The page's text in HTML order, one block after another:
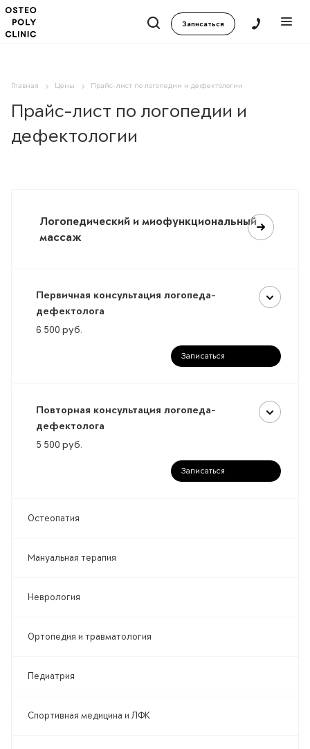
Записаться
Главная Цены Прайс-лист по логопедии и дефектологии
Прайс-лист по логопедии и
дефектологии
Логопедический и миофункциональный
массаж
Первичная консультация логопеда-
дефектолога
6 500 руб.
Записаться
Повторная консультация логопеда-
дефектолога
5 500 руб.
Записаться
Остеопатия
Мануальная терапия
Неврология
Ортопедия и травматология
Педиатрия
Спортивная медицина и ЛФК